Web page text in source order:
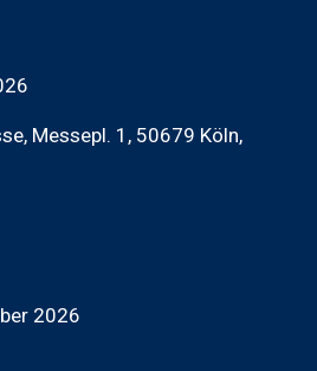
Messepl. 1, 50679 Köln,
2026